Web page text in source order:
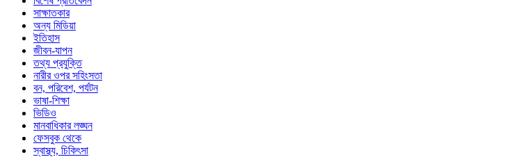
সাক্ষাতকার
অন্য মিডিয়া
ইতিহাস
জীবন-যাপন
তথ্য প্রযুক্তি
নারীর ওপর সহিংসতা
বন, পরিবেশ, পর্যটন
ভাষা-শিক্ষা
ভিডিও
মানবাধিকার লঙ্ঘন
ফেসবুক থেকে
স্বাস্থ্য, চিকিৎসা